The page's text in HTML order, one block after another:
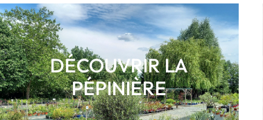
DÉCOUVRIR LA
PÉPINIÈRE